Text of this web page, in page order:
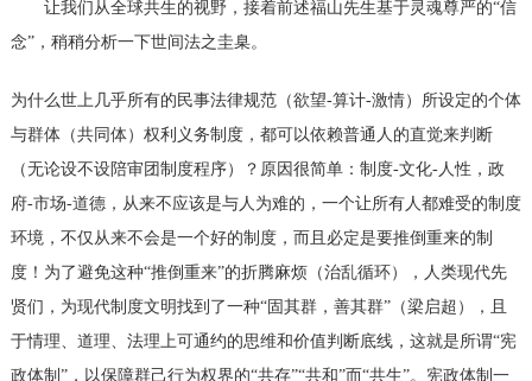
让我们从全球共生的视野，接着前述福山先生基于灵魂尊严的“信
念”，稍稍分析一下世间法之圭臬。
为什么世上几乎所有的民事法律规范（欲望-算计-激情）所设定的个体
与群体（共同体）权利义务制度，都可以依赖普通人的直觉来判断
（无论设不设陪审团制度程序）？原因很简单：制度-文化-人性，政
府-市场-道德，从来不应该是与人为难的，一个让所有人都难受的制度
环境，不仅从来不会是一个好的制度，而且必定是要推倒重来的制
度！为了避免这种“推倒重来”的折腾麻烦（治乱循环），人类现代先
贤们，为现代制度文明找到了一种“固其群，善其群”（梁启超），且
于情理、道理、法理上可通约的思维和价值判断底线，这就是所谓“宪
政体制”，以保障群己行为权界的“共存”“共和”而“共生”。宪政体制一